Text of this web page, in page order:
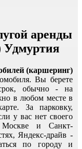
аренды
Удмуртия
(каршеринг)
Вы берете
обычно - на
в любом месте в
За парковку,
у вас нет своего
и Санкт-
Яндекс-драйв -
по городу и